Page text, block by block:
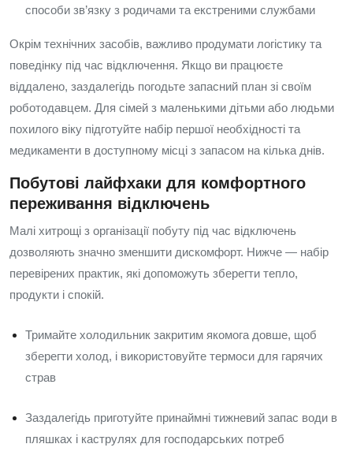
способи зв’язку з родичами та екстреними службами
Окрім технічних засобів, важливо продумати логістику та
поведінку під час відключення. Якщо ви працюєте
віддалено, заздалегідь погодьте запасний план зі своїм
роботодавцем. Для сімей з маленькими дітьми або людьми
похилого віку підготуйте набір першої необхідності та
медикаменти в доступному місці з запасом на кілька днів.
Побутові лайфхаки для комфортного
переживання відключень
Малі хитрощі з організації побуту під час відключень
дозволяють значно зменшити дискомфорт. Нижче — набір
перевірених практик, які допоможуть зберегти тепло,
продукти і спокій.
Тримайте холодильник закритим якомога довше, щоб
зберегти холод, і використовуйте термоси для гарячих
страв
Заздалегідь приготуйте принаймні тижневий запас води в
пляшках і каструлях для господарських потреб